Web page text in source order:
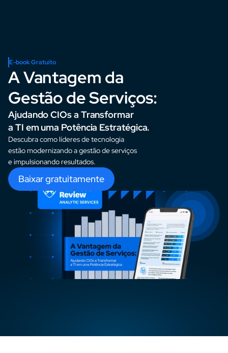
E-book Gratuito
A Vantagem da
Gestão de Serviços:
Ajudando CIOs a Transformar
a TI em uma Potência Estratégica.
Descubra como líderes de tecnologia
estão modernizando a gestão de serviços
e impulsionando resultados.
Baixar gratuitamente